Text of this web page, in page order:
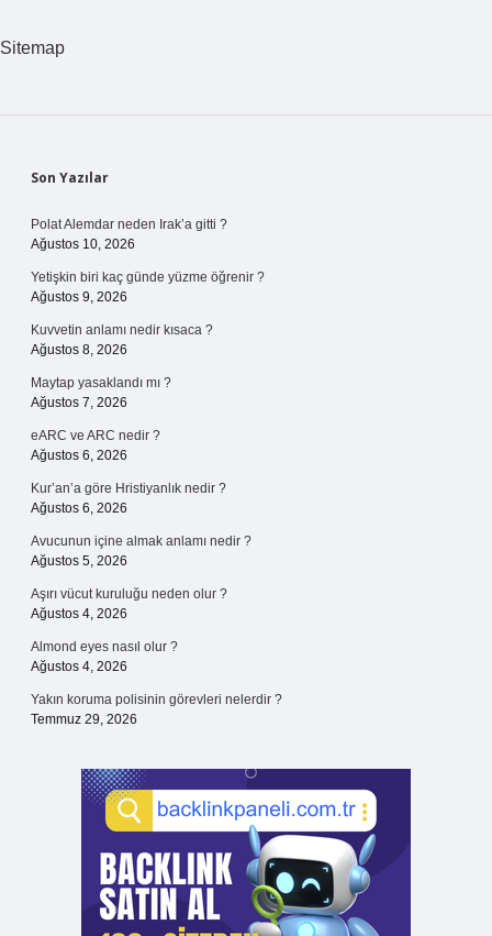
Sitemap
Sidebar
Son Yazılar
Polat Alemdar neden Irak’a gitti ?
Ağustos 10, 2026
Yetişkin biri kaç günde yüzme öğrenir ?
Ağustos 9, 2026
Kuvvetin anlamı nedir kısaca ?
Ağustos 8, 2026
Maytap yasaklandı mı ?
Ağustos 7, 2026
eARC ve ARC nedir ?
Ağustos 6, 2026
Kur’an’a göre Hristiyanlık nedir ?
Ağustos 6, 2026
Avucunun içine almak anlamı nedir ?
Ağustos 5, 2026
Aşırı vücut kuruluğu neden olur ?
Ağustos 4, 2026
Almond eyes nasıl olur ?
Ağustos 4, 2026
Yakın koruma polisinin görevleri nelerdir ?
Temmuz 29, 2026